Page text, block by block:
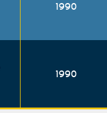
1990
1990